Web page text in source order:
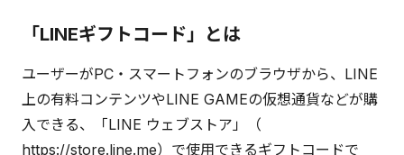
「LINEギフトコード」とは
ユーザーがPC・スマートフォンのブラウザから、LINE
上の有料コンテンツやLINE GAMEの仮想通貨などが購
入できる、「LINE ウェブストア」（
https://store.line.me）で使用できるギフトコードで